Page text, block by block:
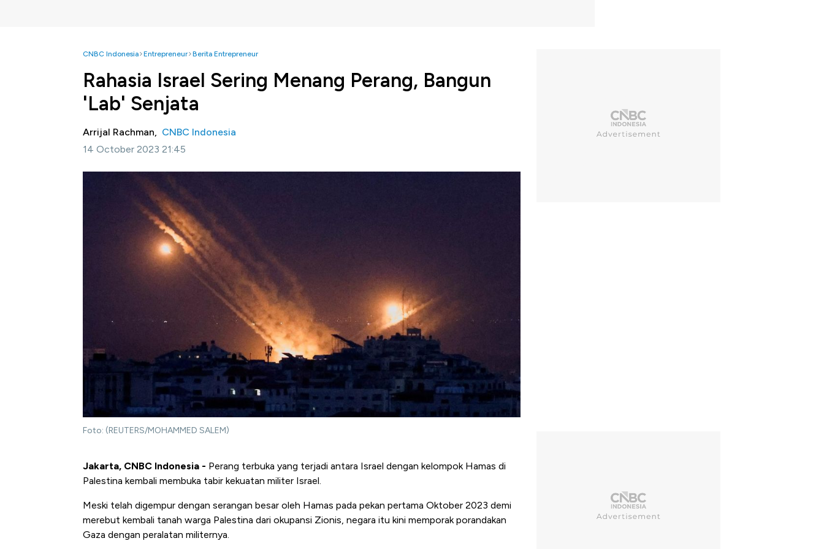
CNBC Indonesia Entrepreneur Berita Entrepreneur
Rahasia Israel Sering Menang Perang, Bangun
'Lab' Senjata
Arrijal Rachman, CNBC Indonesia
14 October 2023 21:45
Foto: (REUTERS/MOHAMMED SALEM)
Jakarta, CNBC Indonesia - Perang terbuka yang terjadi antara Israel dengan kelompok Hamas di
Palestina kembali membuka tabir kekuatan militer Israel.
Meski telah digempur dengan serangan besar oleh Hamas pada pekan pertama Oktober 2023 demi
merebut kembali tanah warga Palestina dari okupansi Zionis, negara itu kini memporak porandakan
Gaza dengan peralatan militernya.